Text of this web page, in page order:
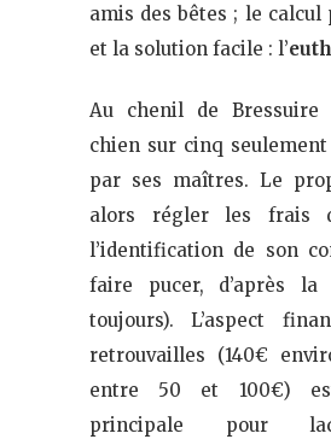
amis des bêtes ; le calcul
et la solution facile : l’
Au chenil de
chien sur cinq
par ses maîtres. Le
alors régler les frais
l’identification de son
faire pucer, d’après
toujours). L’aspect
retrouvailles (140€
entre 50 et 100€)
principale pour